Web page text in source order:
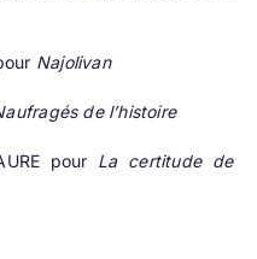
Najolivan
de l’histoire
pour La certitude de